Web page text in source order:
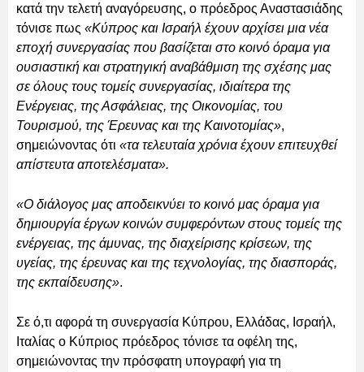
κατά την τελετή αναγόρευσης, ο πρόεδρος Αναστασιάδης
τόνισε πως «Κύπρος και Ισραήλ έχουν αρχίσει μια νέα
εποχή συνεργασίας που βασίζεται στο κοινό όραμα για
ουσιαστική και στρατηγική αναβάθμιση της σχέσης μας
σε όλους τους τομείς συνεργασίας, ιδιαίτερα της
Ενέργειας, της Ασφάλειας, της Οικονομίας, του
Τουρισμού, της Έρευνας και της Καινοτομίας»,
σημειώνοντας ότι «τα τελευταία χρόνια έχουν επιτευχθεί
απίστευτα αποτελέσματα».
«Ο διάλογος μας αποδεικνύει το κοινό μας όραμα για
δημιουργία έργων κοινών συμφερόντων στους τομείς της
ενέργειας, της άμυνας, της διαχείρισης κρίσεων, της
υγείας, της έρευνας και της τεχνολογίας, της διασποράς,
της εκπαίδευσης».
Σε ό,τι αφορά τη συνεργασία Κύπρου, Ελλάδας, Ισραήλ,
Ιταλίας ο Κύπριος πρόεδρος τόνισε τα οφέλη της,
σημειώνοντας την πρόσφατη υπογραφή για τη